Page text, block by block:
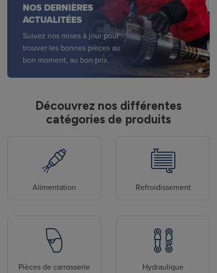
NOS DERNIÈRES
ACTUALITÉES
Suivez nos mises à jour pour
trouver les bonnes pièces au
bon moment, au bon prix.
Découvrez nos différentes
catégories de produits
Alimentation Refroidissement
Pièces de carrosserie Hydraulique